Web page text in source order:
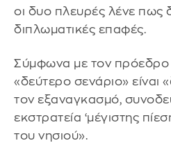
οι δυο πλευρές λένε πως
διπλωματικές επαφές.
Σύμφωνα με τον πρόεδρο
«δεύτερο σενάριο» είναι
τον εξαναγκασμό,
εκστρατεία ‘μέγιστης
του νησιού».